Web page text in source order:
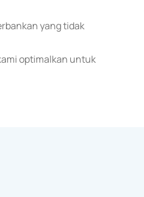
yang tidak
optimalkan untuk